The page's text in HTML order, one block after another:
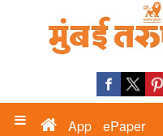
App ePaper